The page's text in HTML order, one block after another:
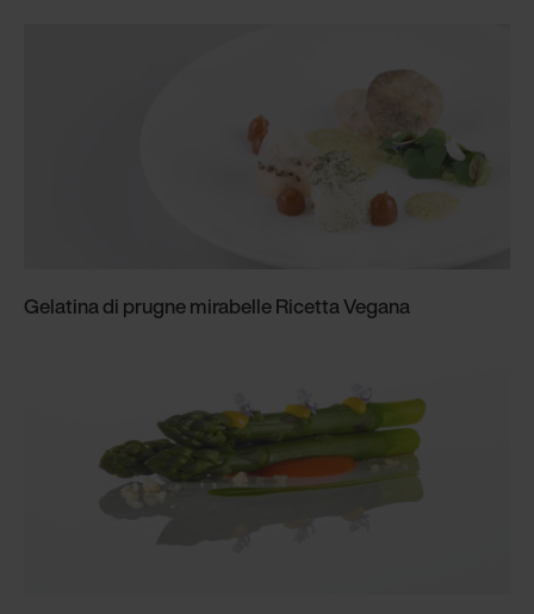
Gelatina di prugne mirabelle Ricetta Vegana